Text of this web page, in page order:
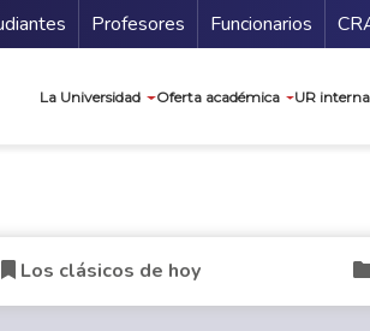
Profesores Funcionarios
La Universidad Oferta académica UR
Los clásicos de hoy